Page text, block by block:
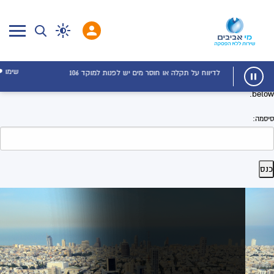
שימו ❤️, אין לאשר בקשות לקבלת התראות מאתר מי אביבים, מקורן
This content is password-protected. To view it, please enter the password
below.
סיסמה: